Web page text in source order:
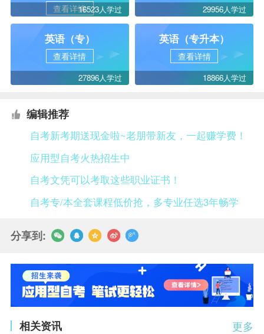
查看详情16523人学过 29956人学过
英语（专）
查看详情
27896人学过
英语（专升本）
查看详情
18866人学过
编辑推荐
自考新考期送现金啦~老朋带新友，一起赚学费！
应用型自考火热招生中
自考文凭可以考取这些职业证书！
自考专/本全套课程低价抢，多专业任选3年畅学
分享到:
更多
相关资讯